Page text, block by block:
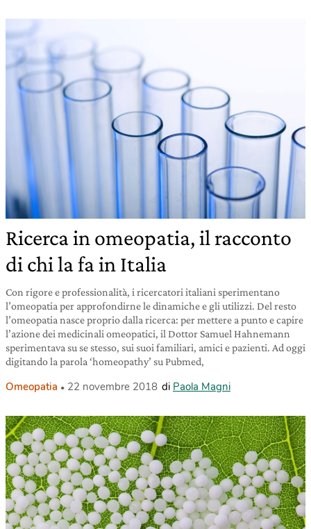
Ricerca in omeopatia, il racconto
di chi la fa in Italia
Con rigore e professionalità, i ricercatori italiani sperimentano
l’omeopatia per approfondirne le dinamiche e gli utilizzi. Del resto
l’omeopatia nasce proprio dalla ricerca: per mettere a punto e capire
l’azione dei medicinali omeopatici, il Dottor Samuel Hahnemann
sperimentava su se stesso, sui suoi familiari, amici e pazienti. Ad oggi
digitando la parola ‘homeopathy’ su Pubmed,
Omeopatia 22 novembre 2018 di Paola Magni